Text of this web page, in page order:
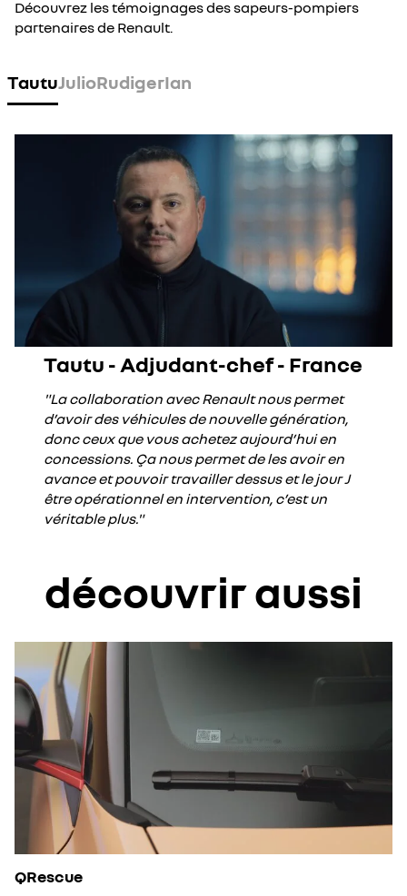
Découvrez les témoignages des sapeurs-pompiers
partenaires de Renault.
TautuJulioRudigerIan
Tautu - Adjudant-chef - France
"La collaboration avec Renault nous permet
d’avoir des véhicules de nouvelle génération,
donc ceux que vous achetez aujourd’hui en
concessions. Ça nous permet de les avoir en
avance et pouvoir travailler dessus et le jour J
être opérationnel en intervention, c’est un
véritable plus."
découvrir aussi
QRescue